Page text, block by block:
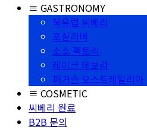
≡ GASTRONOMY
북유럽 씨베리
포실리버
소소 팩토리
레이크 데보라
퍼거슨 오스트레일리아
≡ COSMETIC
씨베리 원료
B2B 문의